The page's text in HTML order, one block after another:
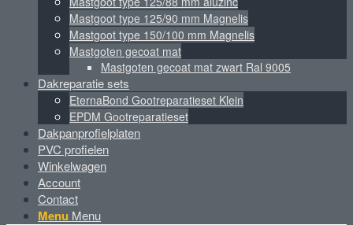
Mastgoot type 125/90 mm Magnelis
Mastgoot type 150/100 mm Magnelis
Mastgoten gecoat mat
Mastgoten gecoat mat zwart Ral 9005
Dakreparatie sets
EternaBond Gootreparatieset Klein
EPDM Gootreparatieset
Dakpanprofielplaten
PVC profielen
Winkelwagen
Account
Contact
Menu Menu